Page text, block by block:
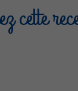
cette